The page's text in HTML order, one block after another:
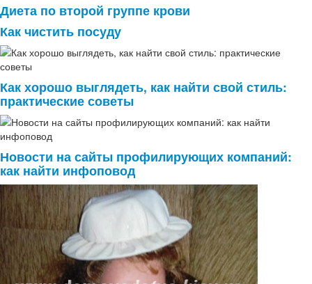
Диета по второй группе крови
Как чистить посуду
Как хорошо выглядеть, как найти свой стиль:
практические советы
Новости на сайты профилирующих компаний:
как найти инфоповод